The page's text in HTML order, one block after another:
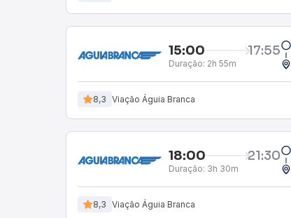
15:00 17:55
Duração: 2h 55m
8,3 Viação Águia Branca
18:00 21:30
Duração: 3h 30m
8,3 Viação Águia Branca